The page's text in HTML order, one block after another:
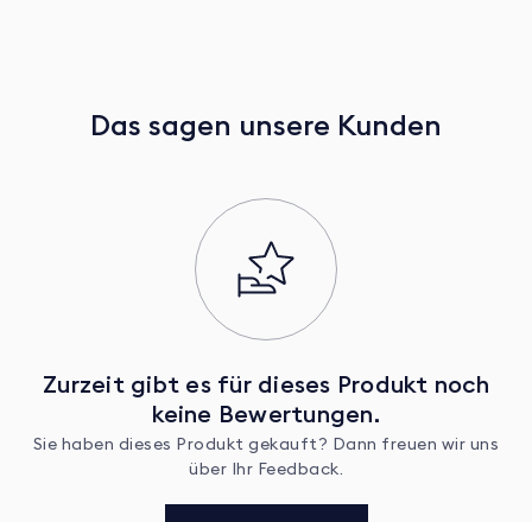
Das sagen unsere Kunden
Zurzeit gibt es für dieses Produkt noch
keine Bewertungen.
Sie haben dieses Produkt gekauft? Dann freuen wir uns
über Ihr Feedback.